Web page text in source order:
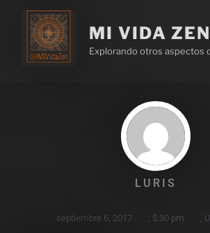
MI VIDA ZEN
Explorando otros aspectos
LURIS
septiembre 6, 2017 5:30 pm